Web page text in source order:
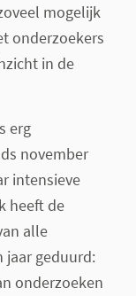
mogelijk
onderzoekers
in de
erg
november
intensieve
heeft de
alle
jaar geduurd:
onderzoeken